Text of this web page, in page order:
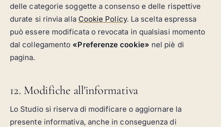
delle categorie soggette a consenso e delle rispettive
durate si rinvia alla Cookie Policy. La scelta espressa
può essere modificata o revocata in qualsiasi momento
dal collegamento«Preferenze cookie» nel piè di
pagina.
12. Modifiche all'informativa
Lo Studio si riserva di modificare o aggiornare la
presente informativa, anche in conseguenza di